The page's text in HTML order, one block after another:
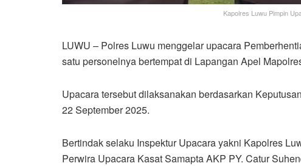
Kapolres Luwu Pimpin
LUWU – Polres Luwu menggelar upacara
satu personelnya bertempat di Lapangan Apel
Upacara tersebut dilaksanakan berdasarkan
22 September 2025.
Bertindak selaku Inspektur Upacara yakni Kapolres
Perwira Upacara Kasat Samapta AKP PY. Catur